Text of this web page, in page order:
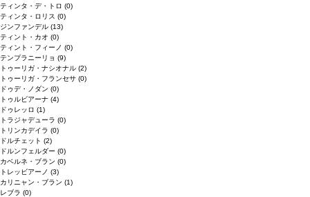
ティンタ・デ・トロ (0)
ティンタ・ロリス (0)
ジンファンデル (13)
ティント・カオ (0)
ティント・フィーノ (0)
テンプラニーリョ (9)
トゥーリガ・ナシオナル (2)
トゥーリガ・フランセサ (0)
ドゥデ・ノダン (0)
トゥルビアーナ (4)
ドゥレッロ (1)
トラジャデューラ (0)
トリンカデイラ (0)
ドルチェット (2)
ドルンフェルダー (0)
カベルネ・ブラン (0)
トレッビアーノ (3)
カリニャン・ブラン (1)
レブラ (0)